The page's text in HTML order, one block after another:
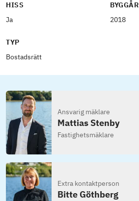
HISS
Ja
BYGGÅR
2018
TYP
Bostadsrätt
Ansvarig mäklare
Mattias Stenby
Fastighetsmäklare
Extra kontaktperson
Bitte Göthberg